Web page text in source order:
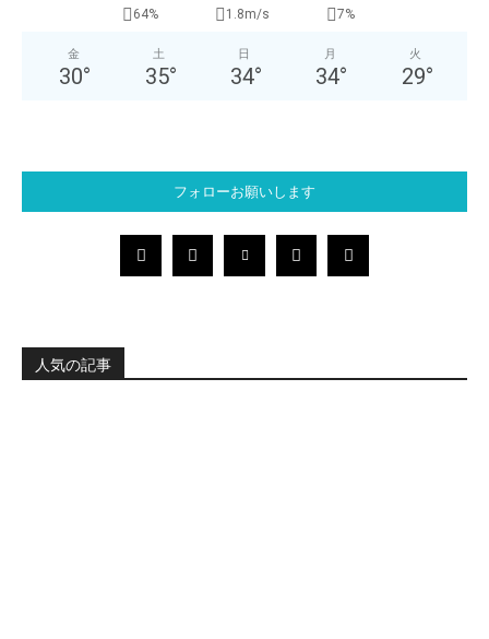
64% 1.8m/s 7%
金
30°
土
35°
日
34°
月
34°
火
29°
フォローお願いします
人気の記事